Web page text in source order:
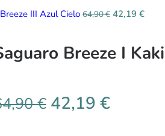
III Azul Cielo 64,90€ 42,19 €
Breeze I Kaki
€ 42,19 €